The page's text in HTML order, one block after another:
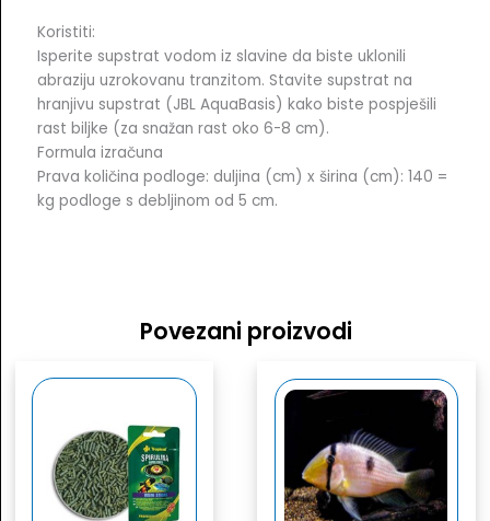
Koristiti:
Isperite supstrat vodom iz slavine da biste uklonili
abraziju uzrokovanu tranzitom. Stavite supstrat na
hranjivu supstrat (JBL AquaBasis) kako biste pospješili
rast biljke (za snažan rast oko 6-8 cm).
Formula izračuna
Prava količina podloge: duljina (cm) x širina (cm): 140 =
kg podloge s debljinom od 5 cm.
Povezani proizvodi